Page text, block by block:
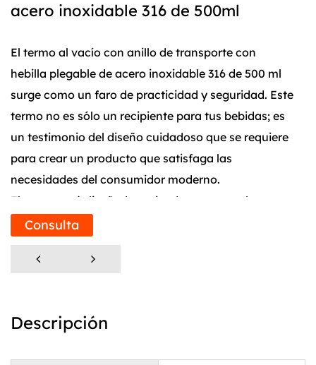
acero inoxidable 316 de 500ml
El termo al vacío con anillo de transporte con
hebilla plegable de acero inoxidable 316 de 500 ml
surge como un faro de practicidad y seguridad. Este
termo no es sólo un recipiente para tus bebidas; es
un testimonio del diseño cuidadoso que se requiere
para crear un producto que satisfaga las
necesidades del consumidor moderno.
El termo está diseñado teniendo en cuenta la
ergonomía, lo que garantiza que se ajuste
cómodamente a la mano. El área de agarre
presenta un diseño cóncavo que no solo luce
sea fácil llevar su termo, ya sea que esté caminando
Consulta
Descripción